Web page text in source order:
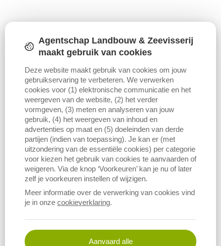
Download figuur (PNG) Download data
Dit is een Vlaamse openbare
statistiek:productierekening land- en
tuinbouwbedrijven.
Metagegevens
Bronvermelding
Vermelding bij gebruik van deze indicator
Agentschap Landbouw & Zeevisserij
maakt gebruik van cookies
Deze website maakt gebruik van cookies om jouw
gebruikservaring te verbeteren. We verwerken
cookies voor (1) elektronische communicatie en het
weergeven van de website, (2) het verder
vormgeven, (3) meten en analyseren van jouw
gebruik, (4) het weergeven van inhoud en
advertenties op maat en (5) doeleinden van derde
partijen (indien van toepassing). Je kan er (met
uitzondering van de essentiële cookies) per categorie
voor kiezen het gebruik van cookies te aanvaarden of
weigeren. Via de knop ‘Voorkeuren’ kan je nu of later
zelf je voorkeuren instellen of wijzigen.
Meer informatie over de verwerking van cookies vind
je in onze cookieverklaring.
Aanvaard alle